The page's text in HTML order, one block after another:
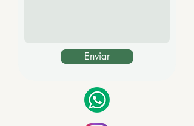
Enviar